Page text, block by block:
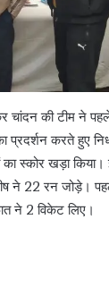
चांदन की टीम ने
प्रदर्शन करते हुए
स्कोर खड़ा
ने 22 रन जोड़े।
ने 2 विकेट लिए।